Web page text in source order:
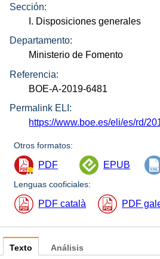
Sección:
I. Disposiciones generales
Departamento:
Ministerio de Fomento
Referencia:
BOE-A-2019-6481
Permalink ELI:
https://www.boe.es/eli/es/rd/
Otros formatos:
PDF EPUB
Lenguas cooficiales:
PDF català PDF
Texto Análisis